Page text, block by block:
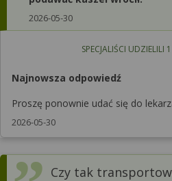
2026-05-30
SPECJALIŚCI UDZIELILI 1
Najnowsza odpowiedź
Proszę ponownie udać się do
2026-05-30
Czy tak